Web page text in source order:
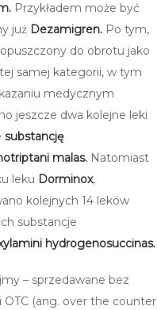
Przykładem może być
już Dezamigren. Po tym,
do obrotu jako
tej samej kategorii, w tym
medycznym
jeszcze dwa kolejne leki
substancję
malas. Natomiast
leku Dorminox,
kolejnych 14 leków
substancje
hydrogenosuccinas.
– sprzedawane bez
OTC (ang. over the counter